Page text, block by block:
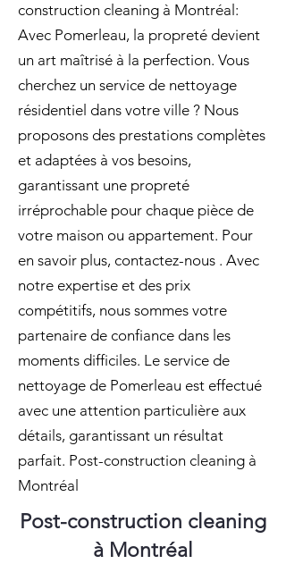
construction cleaning à Montréal:
Avec Pomerleau, la propreté devient
un art maîtrisé à la perfection. Vous
cherchez un service de nettoyage
résidentiel dans votre ville ? Nous
proposons des prestations complètes
et adaptées à vos besoins,
garantissant une propreté
irréprochable pour chaque pièce de
votre maison ou appartement. Pour
en savoir plus, contactez-nous . Avec
notre expertise et des prix
compétitifs, nous sommes votre
partenaire de confiance dans les
moments difficiles. Le service de
nettoyage de Pomerleau est effectué
avec une attention particulière aux
détails, garantissant un résultat
parfait. Post-construction cleaning à
Montréal
Post-construction cleaning
à Montréal